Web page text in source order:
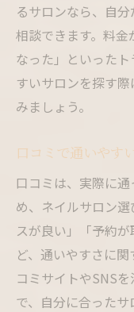
るサロンなら、自
相談できます。料金
なった」といった
すいサロンを探す
みましょう。
口コミで通いやす
口コミは、実際に
め、ネイルサロン
スが良い」「予約
ど、通いやすさに
コミサイトやSNS
で、自分に合ったサ